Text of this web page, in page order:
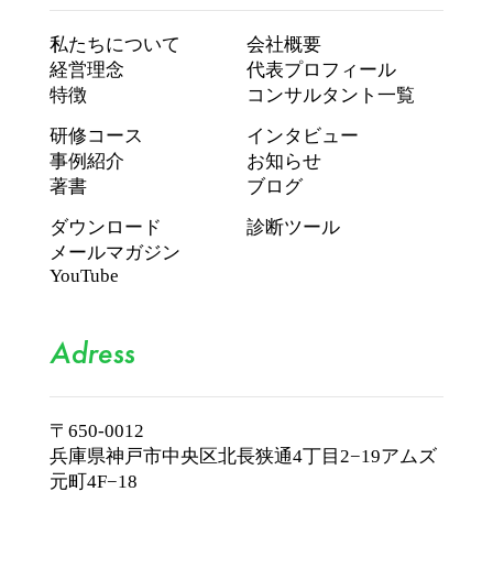
私たちについて
経営理念
特徴
会社概要
代表プロフィール
コンサルタント一覧
研修コース
事例紹介
著書
インタビュー
お知らせ
ブログ
ダウンロード
メールマガジン
YouTube
診断ツール
Adress
〒650-0012
兵庫県神戸市中央区北長狭通4丁目2−19アムズ
元町4F−18